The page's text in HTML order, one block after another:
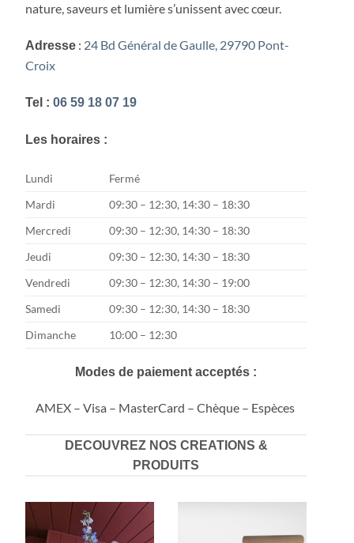
nature, saveurs et lumière s’unissent avec cœur.
Adresse : 24 Bd Général de Gaulle, 29790 Pont-
Croix
Tel : 06 59 18 07 19
Les horaires :
Lundi
Fermé
Mardi
09:30 – 12:30, 14:30 – 18:30
Mercredi
09:30 – 12:30, 14:30 – 18:30
Jeudi
09:30 – 12:30, 14:30 – 18:30
Vendredi
09:30 – 12:30, 14:30 – 19:00
Samedi
09:30 – 12:30, 14:30 – 18:30
Dimanche
10:00 – 12:30
Modes de paiement acceptés :
AMEX – Visa – MasterCard – Chèque – Espèces
DECOUVREZ NOS CREATIONS &
PRODUITS